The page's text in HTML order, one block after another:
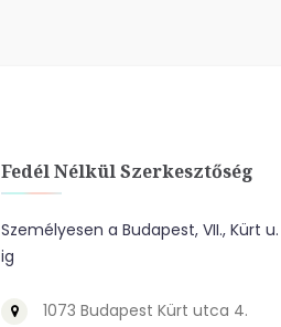
Fedél Nélkül Szerkesztőség
Személyesen a Budapest, VII., Kürt
ig
1073 Budapest Kürt utca 4.